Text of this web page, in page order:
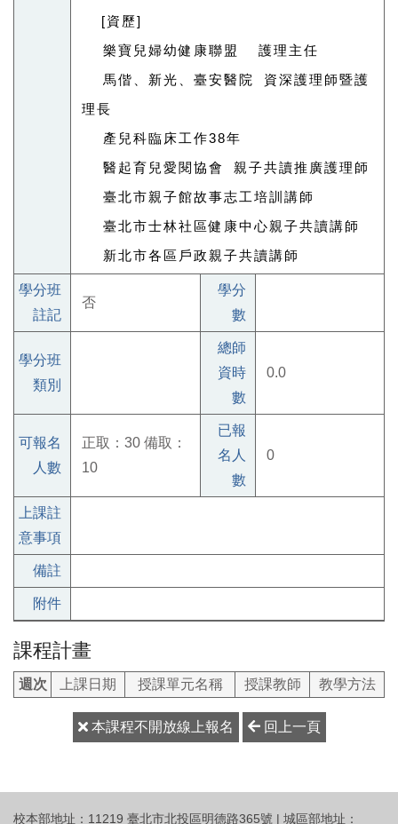
[資歷]
 樂寶兒婦幼健康聯盟 護理主任
 馬偕、新光、臺安醫院 資深護理師暨護
理長
 產兒科臨床工作38年
 醫起育兒愛閱協會 親子共讀推廣護理師
 臺北市親子館故事志工培訓講師
 臺北市士林社區健康中心親子共讀講師
 新北市各區戶政親子共讀講師
學分班
註記
否
學分
數
學分班
類別
總師
資時
數
0.0
可報名
人數
正取：30 備取：
10
已報
名人
數
0
上課註
意事項
備註
附件
課程計畫
週次 上課日期 授課單元名稱 授課教師 教學方法
本課程不開放線上報名 回上一頁
校本部地址：11219 臺北市北投區明德路365號 | 城區部地址：